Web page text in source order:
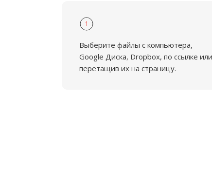
1
Выберите файлы с компьютера,
Google Диска, Dropbox, по ссылке или
перетащив их на страницу.